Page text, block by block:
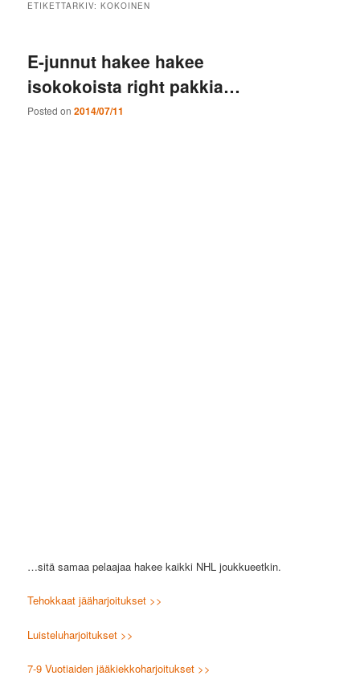
ETIKETTARKIV:KOKOINEN
E-junnut hakee hakee
isokokoista right pakkia…
Posted on2014/07/11
…sitä samaa pelaajaa hakee kaikki NHL joukkueetkin.
Tehokkaat jääharjoitukset >>
Luisteluharjoitukset >>
7-9 Vuotiaiden jääkiekkoharjoitukset >>